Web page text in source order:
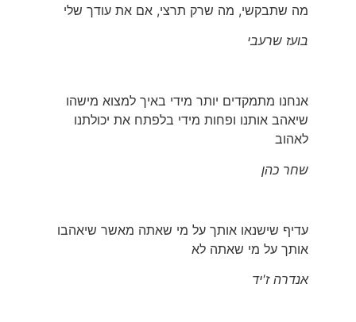
מה שתבקשי, מה שרק תרצי, אם את עודך שלי
בועז שרעבי
אנחנו מתמקדים יותר מידי באיך למצוא מישהו
שיאהב אותנו ופחות מידי בלפתח את יכולתנו
לאהוב
שחר כהן
עדיף שישנאו אותך על מי שאתה מאשר שיאהבו
אותך על מי שאתה לא
אנדרה ז'יד